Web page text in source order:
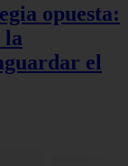
opuesta:
la
el